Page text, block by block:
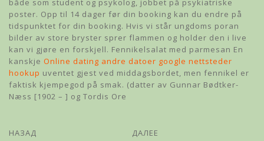
både som student og psykolog, jobbet på psykiatriske
poster. Opp til 14 dager før din booking kan du endre på
tidspunktet for din booking. Hvis vi står ungdoms poran
bilder av store bryster sprer flammen og holder den i live
kan vi gjøre en forskjell. Fennikelsalat med parmesan En
kanskje Online dating andre datoer google nettsteder
hookup uventet gjest ved middagsbordet, men fennikel er
faktisk kjempegod på smak. (datter av Gunnar Bødtker-
Næss [1902 – ] og Tordis Ore
НАЗАД ДАЛЕЕ